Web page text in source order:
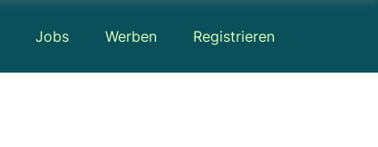
Jobs Werben Registrieren